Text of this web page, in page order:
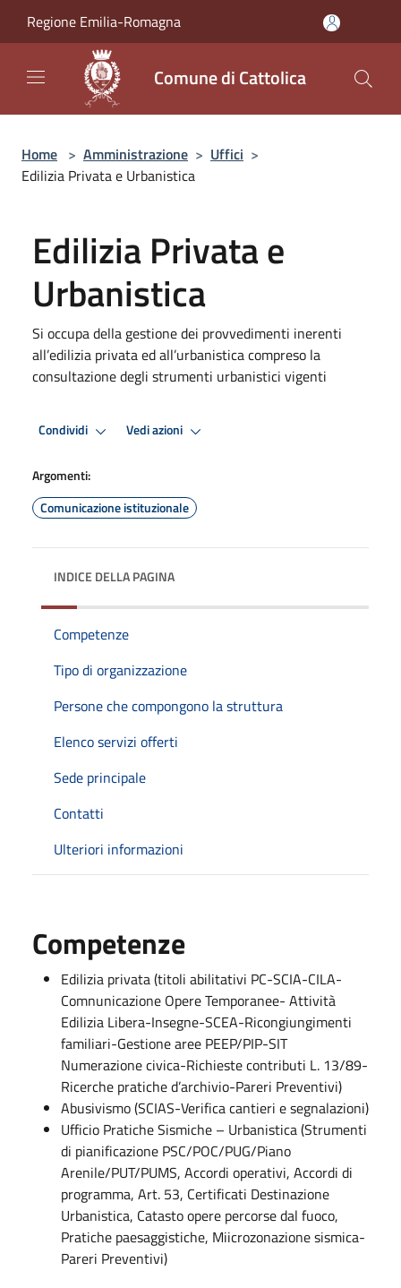
Regione Emilia-Romagna
Comune di Cattolica
Home > Amministrazione > Uffici >
Edilizia Privata e Urbanistica
Edilizia Privata e
Urbanistica
Si occupa della gestione dei provvedimenti inerenti
all’edilizia privata ed all’urbanistica compreso la
consultazione degli strumenti urbanistici vigenti
Condividi Vedi azioni
Argomenti:
Comunicazione istituzionale
INDICE DELLA PAGINA
Competenze
Tipo di organizzazione
Persone che compongono la struttura
Elenco servizi offerti
Sede principale
Contatti
Ulteriori informazioni
Competenze
Edilizia privata (titoli abilitativi PC-SCIA-CILA-
Comnunicazione Opere Temporanee- Attività
Edilizia Libera-Insegne-SCEA-Ricongiungimenti
familiari-Gestione aree PEEP/PIP-SIT
Numerazione civica-Richieste contributi L. 13/89-
Ricerche pratiche d’archivio-Pareri Preventivi)
Abusivismo (SCIAS-Verifica cantieri e segnalazioni)
Ufficio Pratiche Sismiche – Urbanistica (Strumenti
di pianificazione PSC/POC/PUG/Piano
Arenile/PUT/PUMS, Accordi operativi, Accordi di
programma, Art. 53, Certificati Destinazione
Urbanistica, Catasto opere percorse dal fuoco,
Pratiche paesaggistiche, Miicrozonazione sismica-
Pareri Preventivi)